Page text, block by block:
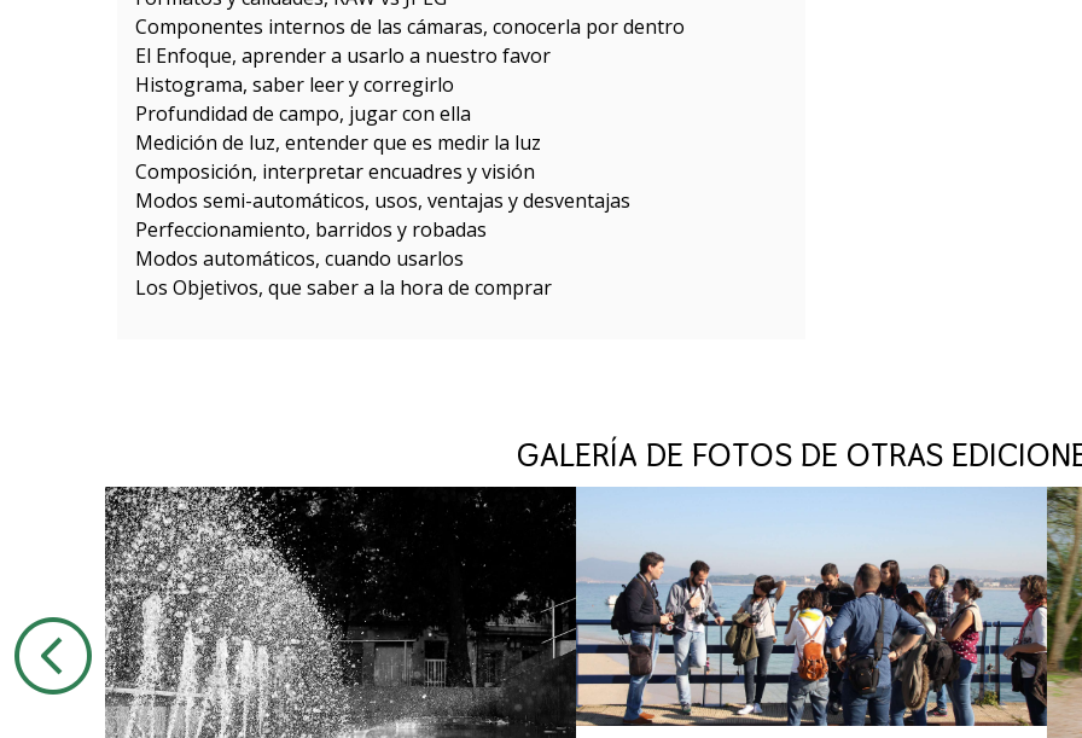
Componentes internos de las cámaras, conocerla por dentro
El Enfoque, aprender a usarlo a nuestro favor
Histograma, saber leer y corregirlo
Profundidad de campo, jugar con ella
Medición de luz, entender que es medir la luz
Composición, interpretar encuadres y visión
Modos semi-automáticos, usos, ventajas y desventajas
Perfeccionamiento, barridos y robadas
Modos automáticos, cuando usarlos
Los Objetivos, que saber a la hora de comprar
GALERÍA DE FOTOS DE OTRAS